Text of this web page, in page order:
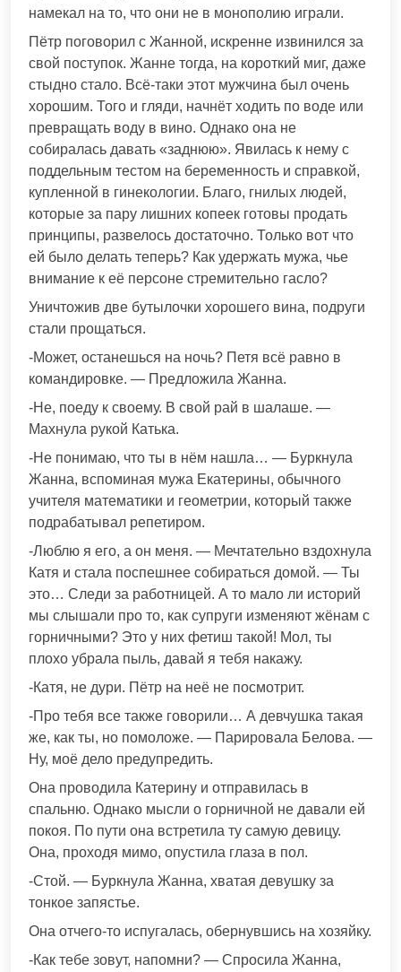
намекал на то, что они не в монополию играли.
Пётр поговорил с Жанной, искренне извинился за
свой поступок. Жанне тогда, на короткий миг, даже
стыдно стало. Всё-таки этот мужчина был очень
хорошим. Того и гляди, начнёт ходить по воде или
превращать воду в вино. Однако она не
собиралась давать «заднюю». Явилась к нему с
поддельным тестом на беременность и справкой,
купленной в гинекологии. Благо, гнилых людей,
которые за пару лишних копеек готовы продать
принципы, развелось достаточно. Только вот что
ей было делать теперь? Как удержать мужа, чье
внимание к её персоне стремительно гасло?
Уничтожив две бутылочки хорошего вина, подруги
стали прощаться.
-Может, останешься на ночь? Петя всё равно в
командировке. — Предложила Жанна.
-Не, поеду к своему. В свой рай в шалаше. —
Махнула рукой Катька.
-Не понимаю, что ты в нём нашла… — Буркнула
Жанна, вспоминая мужа Екатерины, обычного
учителя математики и геометрии, который также
подрабатывал репетиром.
-Люблю я его, а он меня. — Мечтательно вздохнула
Катя и стала поспешнее собираться домой. — Ты
это… Следи за работницей. А то мало ли историй
мы слышали про то, как супруги изменяют жёнам с
горничными? Это у них фетиш такой! Мол, ты
плохо убрала пыль, давай я тебя накажу.
-Катя, не дури. Пётр на неё не посмотрит.
-Про тебя все также говорили… А девчушка такая
же, как ты, но помоложе. — Парировала Белова. —
Ну, моё дело предупредить.
Она проводила Катерину и отправилась в
спальню. Однако мысли о горничной не давали ей
покоя. По пути она встретила ту самую девицу.
Она, проходя мимо, опустила глаза в пол.
-Стой. — Буркнула Жанна, хватая девушку за
тонкое запястье.
Она отчего-то испугалась, обернувшись на хозяйку.
-Как тебе зовут, напомни? — Спросила Жанна,